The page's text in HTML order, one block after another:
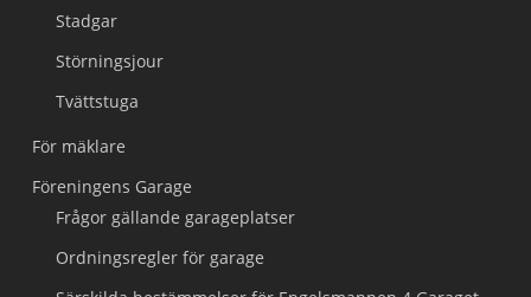
Stadgar
Störningsjour
Tvättstuga
För mäklare
Föreningens Garage
Frågor gällande garageplatser
Ordningsregler för garage